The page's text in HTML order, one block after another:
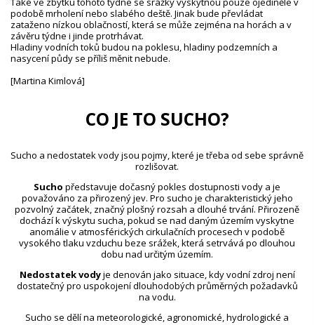
podobě mrholení nebo slabého deště. Jinak bude převládat
zataženo nízkou oblačností, která se může zejména na horách a v
závěru týdne i jinde protrhávat.
Hladiny vodních toků budou na poklesu, hladiny podzemních a
nasycení půdy se příliš měnit nebude.
[Martina Kimlová]
CO JE TO SUCHO?
Sucho a nedostatek vody jsou pojmy, které je třeba od sebe správně
rozlišovat.
Sucho představuje dočasný pokles dostupnosti vody a je
považováno za přirozený jev. Pro sucho je charakteristický jeho
pozvolný začátek, značný plošný rozsah a dlouhé trvání. Přirozeně
dochází k výskytu sucha, pokud se nad daným územím vyskytne
anomálie v atmosférických cirkulačních procesech v podobě
vysokého tlaku vzduchu beze srážek, která setrvává po dlouhou
dobu nad určitým územím.
Nedostatek vodyje definován jako situace, kdy vodní zdroj není
dostatečný pro uspokojení dlouhodobých průměrných požadavků
na vodu.
Sucho se dělí na meteorologické, agronomické, hydrologické a